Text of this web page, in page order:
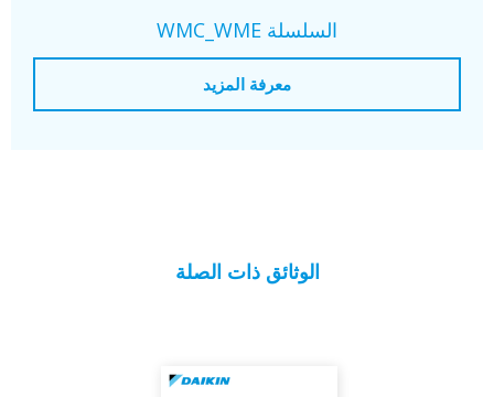
السلسلة WMC_WME
معرفة المزيد
الوثائق ذات الصلة